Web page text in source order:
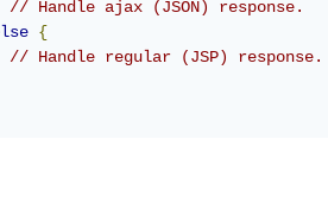
// Handle ajax (JSON) response.
{
// Handle regular (JSP) response.